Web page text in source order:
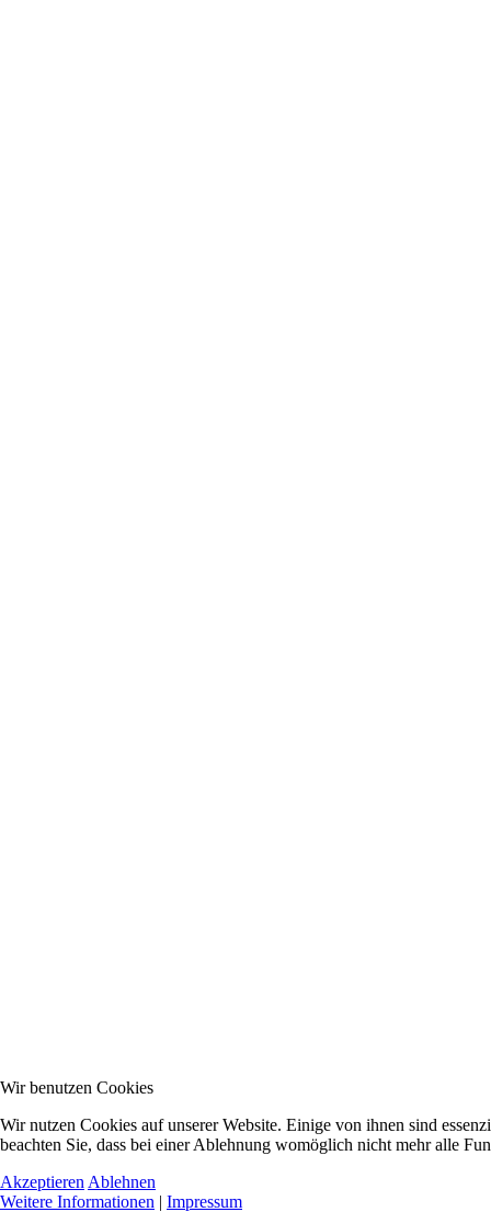
Wir benutzen Cookies
Wir nutzen Cookies auf unserer Website. Einige von ihnen sind
beachten Sie, dass bei einer Ablehnung womöglich nicht mehr alle
Akzeptieren Ablehnen
Weitere Informationen | Impressum